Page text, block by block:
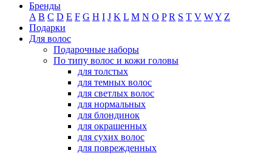
Бренды
A B C D E F G H I J K L M N O P R S T V WY Z
Подарки
Для волос
Подарочные наборы
По типу волос и кожи головы
для толстых
для темных волос
для светлых волос
для нормальных
для блондинок
для окрашенных
для сухих волос
для поврежденных